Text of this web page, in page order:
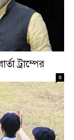
ট্রাম্পের
0